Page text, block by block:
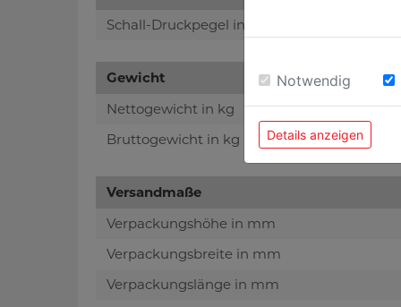
Schall-Druckpegel in dB(A)
Gewicht
Nettogewicht in kg
Bruttogewicht in kg
Versandmaße
Verpackungshöhe in mm
Verpackungsbreite in mm
Verpackungslänge in mm
Notwendig
Details anzeigen